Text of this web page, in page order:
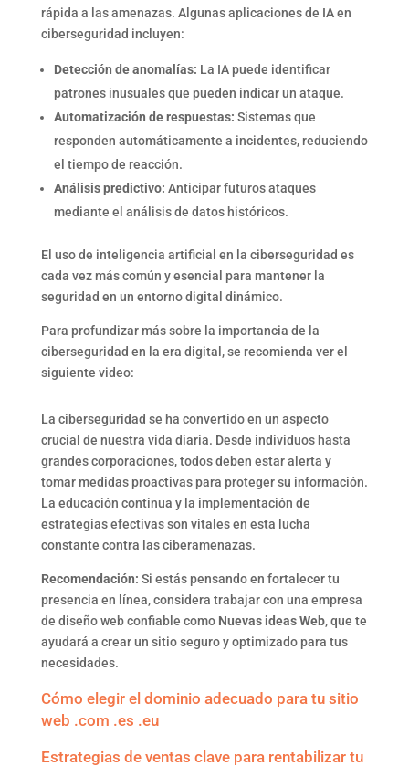
rápida a las amenazas. Algunas aplicaciones de IA en
ciberseguridad incluyen:
Detección de anomalías: La IA puede identificar
patrones inusuales que pueden indicar un ataque.
Automatización de respuestas: Sistemas que
responden automáticamente a incidentes, reduciendo
el tiempo de reacción.
Análisis predictivo: Anticipar futuros ataques
mediante el análisis de datos históricos.
El uso de inteligencia artificial en la ciberseguridad es
cada vez más común y esencial para mantener la
seguridad en un entorno digital dinámico.
Para profundizar más sobre la importancia de la
ciberseguridad en la era digital, se recomienda ver el
siguiente video:
La ciberseguridad se ha convertido en un aspecto
crucial de nuestra vida diaria. Desde individuos hasta
grandes corporaciones, todos deben estar alerta y
tomar medidas proactivas para proteger su información.
La educación continua y la implementación de
estrategias efectivas son vitales en esta lucha
constante contra las ciberamenazas.
Recomendación: Si estás pensando en fortalecer tu
presencia en línea, considera trabajar con una empresa
de diseño web confiable como Nuevas ideas Web, que te
ayudará a crear un sitio seguro y optimizado para tus
necesidades.
Cómo elegir el dominio adecuado para tu sitio
web .com .es .eu
Estrategias de ventas clave para rentabilizar tu